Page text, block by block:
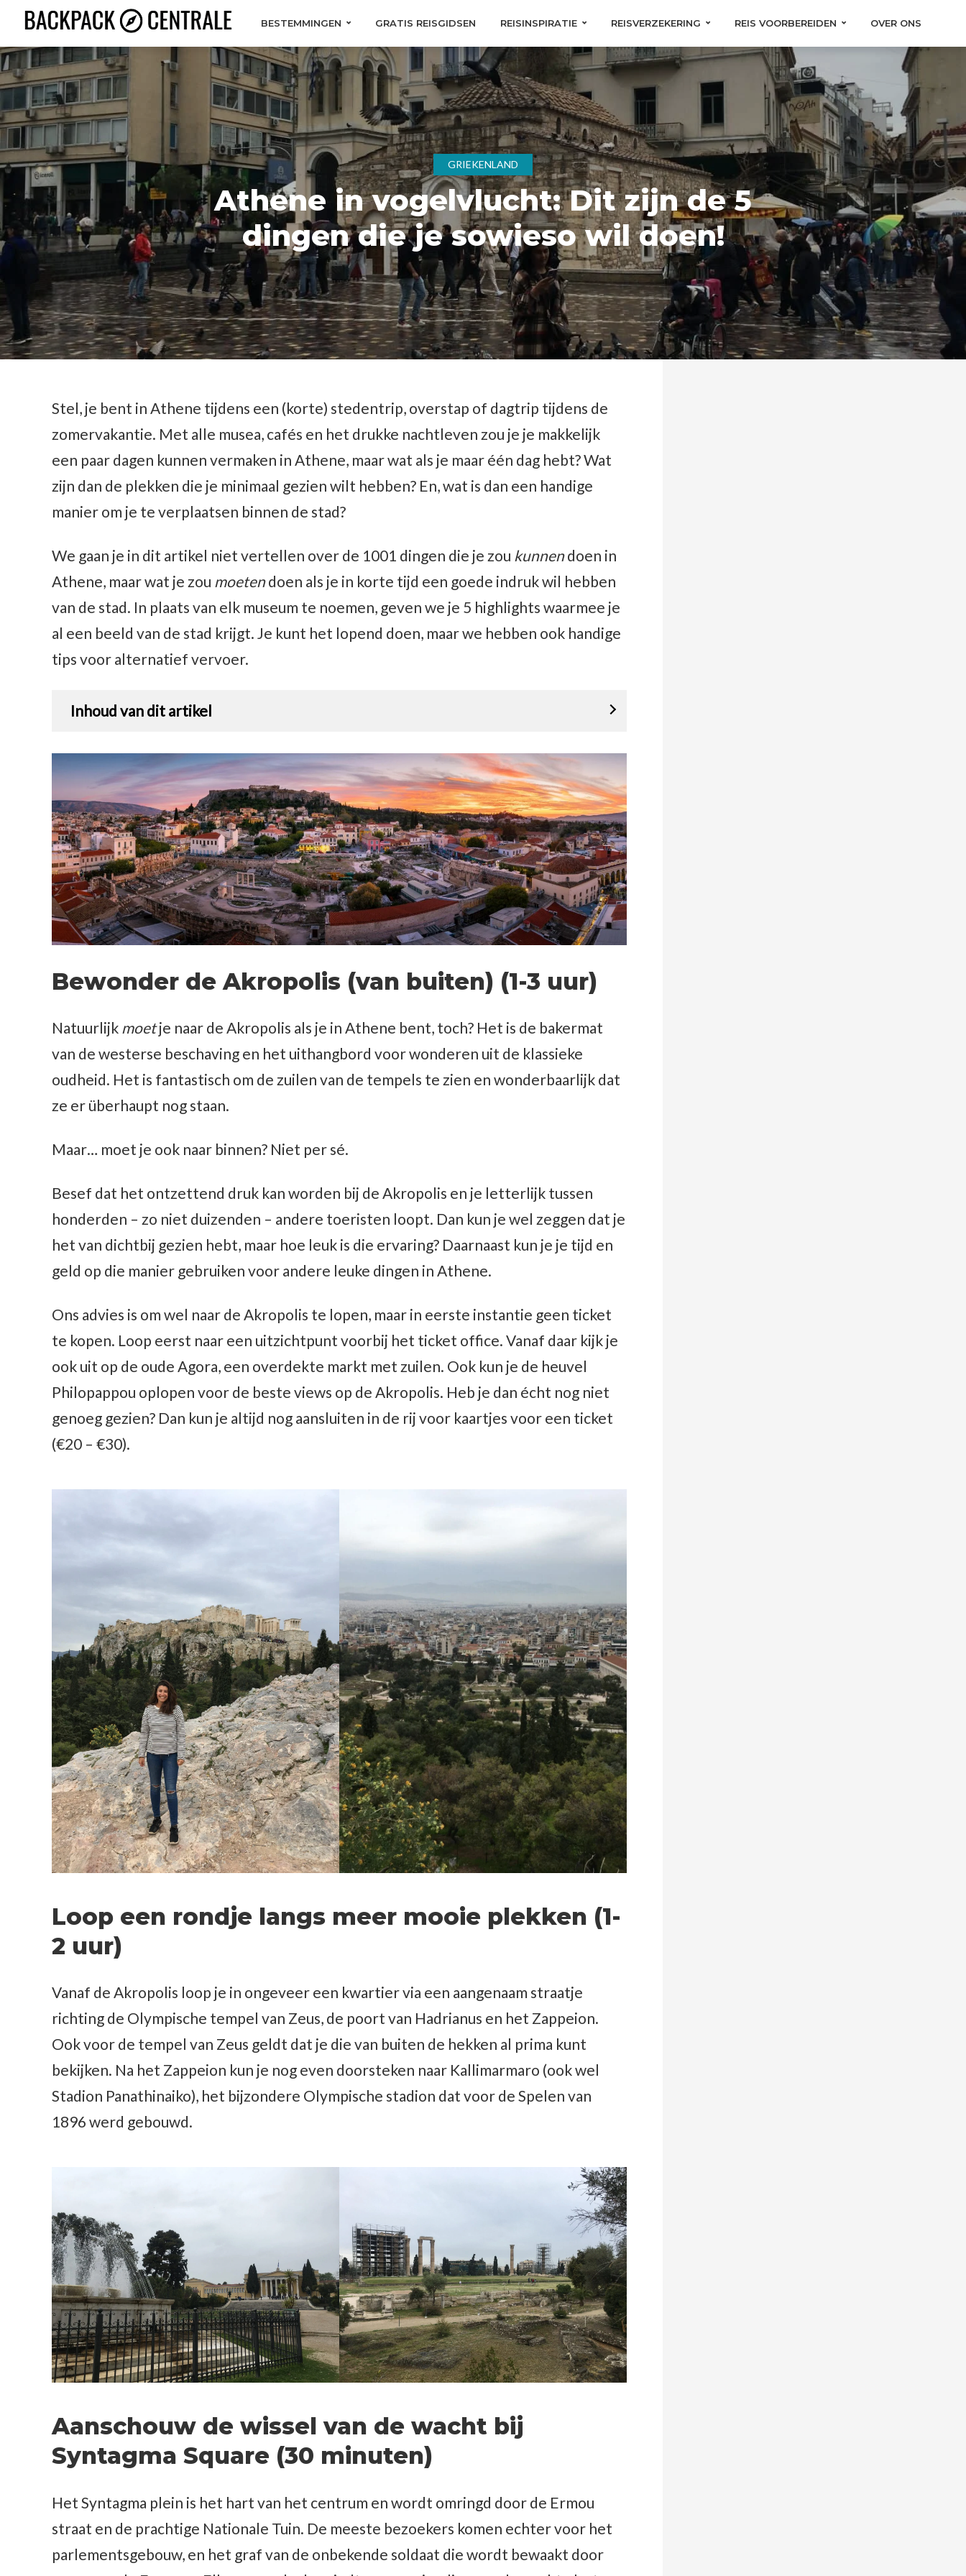
BESTEMMINGEN GRATIS REISGIDSEN REISINSPIRATIE REISVERZEKERING REIS VOORBEREIDEN OVER ONS
GRIEKENLAND
Athene in vogelvlucht: Dit zijn de 5
dingen die je sowieso wil doen!
Stel, je bent in Athene tijdens een (korte) stedentrip, overstap of dagtrip tijdens de
zomervakantie. Met alle musea, cafés en het drukke nachtleven zou je je makkelijk
een paar dagen kunnen vermaken in Athene, maar wat als je maar één dag hebt? Wat
zijn dan de plekken die je minimaal gezien wilt hebben? En, wat is dan een handige
manier om je te verplaatsen binnen de stad?
We gaan je in dit artikel niet vertellen over de 1001 dingen die je zou kunnendoen in
Athene, maar wat je zou moetendoen als je in korte tijd een goede indruk wil hebben
van de stad. In plaats van elk museum te noemen, geven we je 5 highlights waarmee je
al een beeld van de stad krijgt. Je kunt het lopend doen, maar we hebben ook handige
tips voor alternatief vervoer.
Inhoud van dit artikel
Bewonder de Akropolis (van buiten) (1-3 uur)
Natuurlijk moetje naar de Akropolis als je in Athene bent, toch? Het is de bakermat
van de westerse beschaving en het uithangbord voor wonderen uit de klassieke
oudheid. Het is fantastisch om de zuilen van de tempels te zien en wonderbaarlijk dat
ze er überhaupt nog staan.
Maar… moet je ook naar binnen? Niet per sé.
Besef dat het ontzettend druk kan worden bij de Akropolis en je letterlijk tussen
honderden – zo niet duizenden – andere toeristen loopt. Dan kun je wel zeggen dat je
het van dichtbij gezien hebt, maar hoe leuk is die ervaring? Daarnaast kun je je tijd en
geld op die manier gebruiken voor andere leuke dingen in Athene.
Ons advies is om wel naar de Akropolis te lopen, maar in eerste instantie geen ticket
te kopen. Loop eerst naar een uitzichtpunt voorbij het ticket office. Vanaf daar kijk je
ook uit op de oude Agora, een overdekte markt met zuilen. Ook kun je de heuvel
Philopappou oplopen voor de beste views op de Akropolis. Heb je dan écht nog niet
genoeg gezien? Dan kun je altijd nog aansluiten in de rij voor kaartjes voor een ticket
(€20 – €30).
Loop een rondje langs meer mooie plekken (1-
2 uur)
Vanaf de Akropolis loop je in ongeveer een kwartier via een aangenaam straatje
richting de Olympische tempel van Zeus, de poort van Hadrianus en het Zappeion.
Ook voor de tempel van Zeus geldt dat je die van buiten de hekken al prima kunt
bekijken. Na het Zappeion kun je nog even doorsteken naar Kallimarmaro (ook wel
Stadion Panathinaiko), het bijzondere Olympische stadion dat voor de Spelen van
1896 werd gebouwd.
Aanschouw de wissel van de wacht bij
Syntagma Square (30 minuten)
Het Syntagma plein is het hart van het centrum en wordt omringd door de Ermou
straat en de prachtige Nationale Tuin. De meeste bezoekers komen echter voor het
parlementsgebouw, en het graf van de onbekende soldaat die wordt bewaakt door